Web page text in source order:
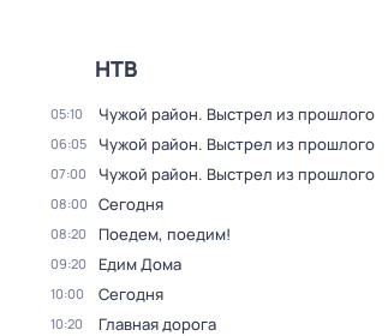
НТВ
05:10 Чужой район. Выстрел из прошлого
06:05 Чужой район. Выстрел из прошлого
07:00 Чужой район. Выстрел из прошлого
08:00 Сегодня
08:20 Поедем, поедим!
09:20 Едим Дома
10:00 Сегодня
10:20 Главная дорога